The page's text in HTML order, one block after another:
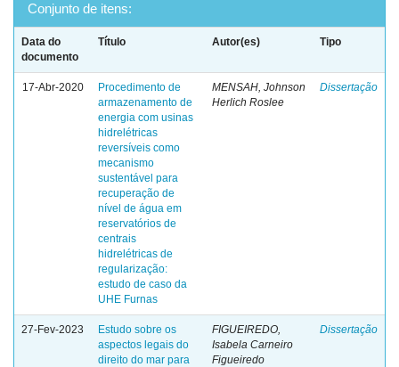
Conjunto de itens:
Data do
documento
Título Autor(es) Tipo
17-Abr-2020
Procedimento de
armazenamento de
energia com usinas
hidrelétricas
reversíveis como
mecanismo
sustentável para
recuperação de
nível de água em
reservatórios de
centrais
hidrelétricas de
regularização:
estudo de caso da
UHE Furnas
MENSAH, Johnson
Herlich Roslee
Dissertação
27-Fev-2023
Estudo sobre os
aspectos legais do
direito do mar para
FIGUEIREDO,
Isabela Carneiro
Figueiredo
Dissertação